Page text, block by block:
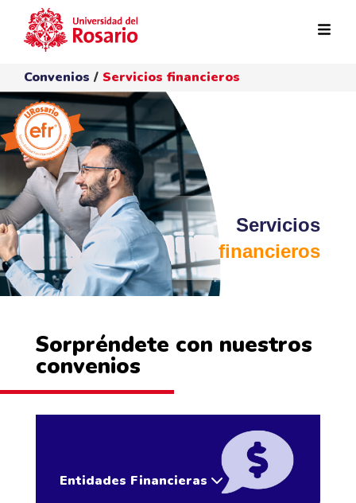
Pasar al contenido principal
Convenios / Servicios financieros
Servicios
financieros
Sorpréndete con nuestros
convenios
Entidades Financieras